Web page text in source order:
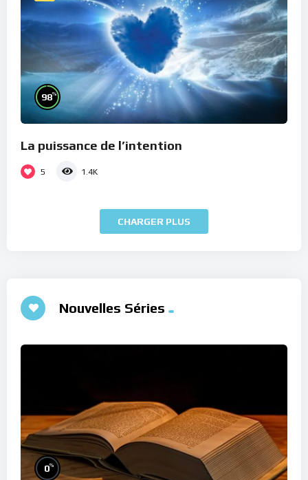
98%
La puissance de l’intention
5 1.4K
CHARGER PLUS
Nouvelles Séries
0%